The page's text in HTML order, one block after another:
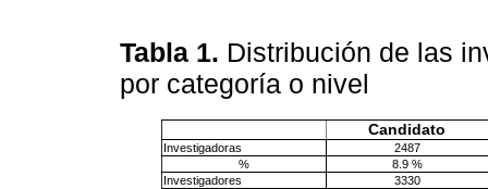
Tabla 1. Distribución de las
por categoría o nivel
Candidato
Investigadoras
2487
%
8.9 %
Investigadores
3330